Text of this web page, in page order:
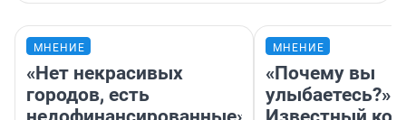
МНЕНИЕ
«Нет некрасивых
городов, есть
МНЕНИЕ
«Почему вы
улыбаетесь?»